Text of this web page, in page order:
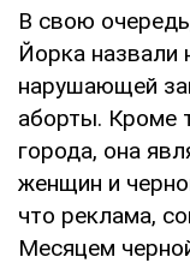
В свою
Йорка назвали
нарушающей
аборты. Кроме
города, она
женщин и
что реклама,
Месяцем